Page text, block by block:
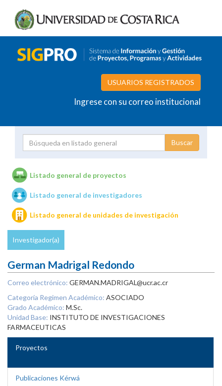
USUARIOS REGISTRADOS
Ingrese con su correo institucional
Unidades de investigación
Listado general de proyectos
Listado general de investigadores
Listado general de unidades de investigación
Investigador(a)
German Madrigal Redondo
Correo electrónico: GERMAN.MADRIGAL@ucr.ac.cr
Categoría Regimen Académico: ASOCIADO
Grado Académico: M.Sc.
Unidad Base: INSTITUTO DE INVESTIGACIONES
FARMACEUTICAS
Proyectos
Publicaciones Kérwá